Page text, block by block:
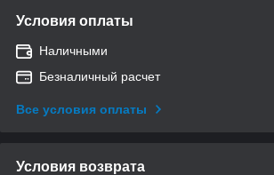
Условия оплаты
Наличными
Безналичный расчет
Все условия оплаты
Условия возврата